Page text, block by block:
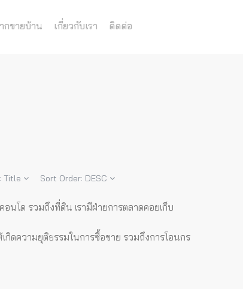
กขายบ้าน เกี่ยวกับเรา ติดต่อ
Title Sort Order: DESC
โด รวมถึงที่ดิน เรามีฝ่ายการตลาดคอยเก็บ
ดความยุติธรรมในการซื้อขาย รวมถึงการโอนกร